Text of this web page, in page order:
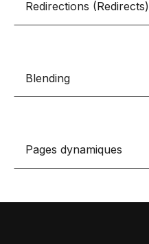
Redirections (Redirects)
Blending
Pages dynamiques